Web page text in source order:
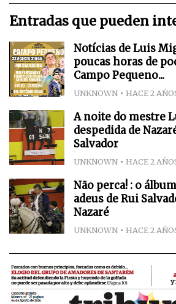
Entradas que pueden
Notícias de Luis
poucas horas de
Campo Pequeno...
UNKNOWN HACE 2
A noite do mestre
despedida de
Salvador
UNKNOWN HACE 2
Não perca! : o
adeus de Rui
Nazaré
UNKNOWN HACE 2